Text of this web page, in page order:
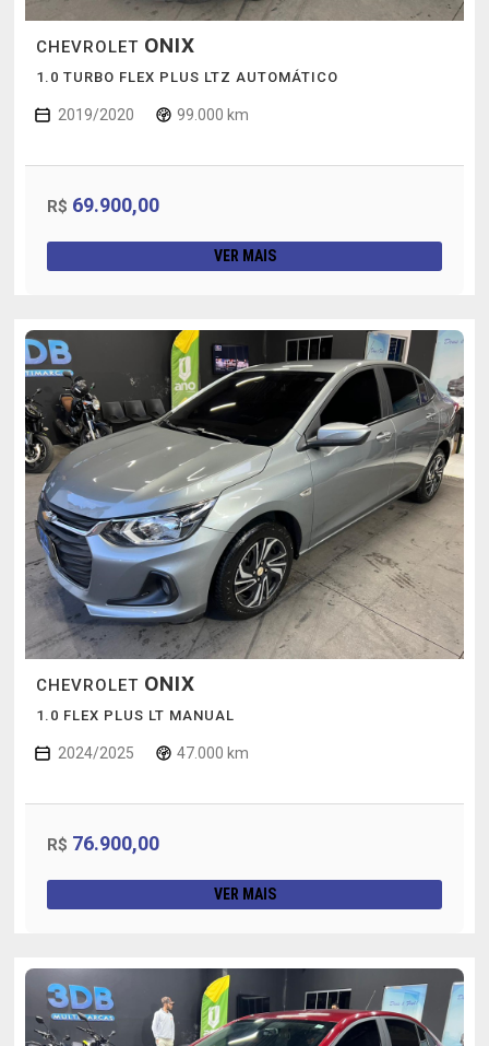
CHEVROLET ONIX
1.0 TURBO FLEX PLUS LTZ AUTOMÁTICO
2019/2020 99.000 km
R$ 69.900,00
VER MAIS
CHEVROLET ONIX
1.0 FLEX PLUS LT MANUAL
2024/2025 47.000 km
R$ 76.900,00
VER MAIS